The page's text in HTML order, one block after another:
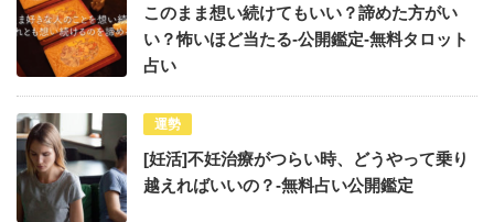
このまま想い続けてもいい？諦めた方がい
い？怖いほど当たる-公開鑑定-無料タロット
占い
運勢
[妊活]不妊治療がつらい時、どうやって乗り
越えればいいの？-無料占い公開鑑定